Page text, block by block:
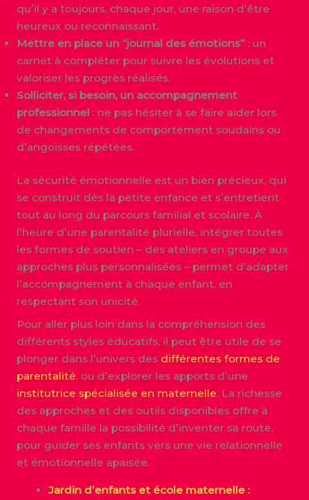
qu’il y a toujours, chaque jour, une raison d’être
heureux ou reconnaissant.
Mettre en place un “journal des émotions”: un
carnet à compléter pour suivre les évolutions et
valoriser les progrès réalisés.
Solliciter, si besoin, un accompagnement
professionnel : ne pas hésiter à se faire aider lors
de changements de comportement soudains ou
d’angoisses répétées.
La sécurité émotionnelle est un bien précieux, qui
se construit dès la petite enfance et s’entretient
tout au long du parcours familial et scolaire. À
l’heure d’une parentalité plurielle, intégrer toutes
les formes de soutien – des ateliers en groupe aux
approches plus personnalisées – permet d’adapter
l’accompagnement à chaque enfant, en
respectant son unicité.
Pour aller plus loin dans la compréhension des
différents styles éducatifs, il peut être utile de se
plonger dans l’univers des différentes formes de
parentalité, ou d’explorer les apports d’une
institutrice spécialisée en maternelle. La richesse
des approches et des outils disponibles offre à
chaque famille la possibilité d’inventer sa route,
pour guider ses enfants vers une vie relationnelle
et émotionnelle apaisée.
Jardin d’enfants et école maternelle :